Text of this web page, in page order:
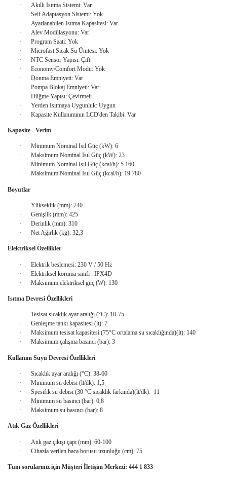
·
Akıllı Isıtma Sistemi: Var
·
Self Adaptasyon Sistemi: Yok
·
Ayarlanabilen Isıtma Kapasitesi: Var
·
Alev Modülasyonu: Var
·
Program Saati: Yok
·
Microfast Sıcak Su Ünitesi: Yok
·
NTC Sensör Yapısı: Çift
·
Economy/Comfort Modu: Yok
·
Donma Emniyeti: Var
·
Pompa Blokaj Emniyeti: Var
·
Düğme Yapısı: Çevirmeli
·
Yerden Isıtmaya Uygunluk: Uygun
·
Kapasite Kullanımının LCD'den Takibi: Var
Kapasite - Verim
·
Minimum Nominal Isıl Güç (kW): 6
·
Maksimum Nominal Isıl Güç (kW): 23
·
Minimum Nominal Isıl Güç (kcal/h): 5.160
·
Maksimum Nominal Isıl Güç (kcal/h): 19.780
Boyutlar
·
Yükseklik (mm): 740
·
Genişlik (mm): 425
·
Derinlik (mm): 310
·
Net Ağırlık (kg): 32,3
Elektriksel Özellikler
·
Elektrik beslemesi: 230 V / 50 Hz
·
Elektriksel koruma sınıfı : IPX4D
·
Maksimum elektriksel güç (W): 130
Isıtma Devresi Özellikleri
·
Tesisat sıcaklık ayar aralığı (°C): 10-75
·
Genleşme tankı kapasitesi (lt): 7
·
Maksimum tesisat kapasitesi (75°C ortalama su sıcaklığında)(lt): 140
·
Maksimum çalışma basıncı (bar): 3
Kullanım Suyu Devresi Özellikleri
·
Sıcaklık ayar aralığı (°C): 38-60
·
Minimum su debisi (lt/dk): 1,5
·
Spesifik su debisi (30 °C sıcaklık farkında)(lt/dk): 11
·
Minimum su basıncı (bar): 0,8
·
Maksimum su basıncı (bar): 8
Atık Gaz Özellikleri
·
Atık gaz çıkışı çapı (mm): 60-100
·
Cihazla verilen baca borusu uzunluğu (cm): 75
Tüm sorularınız için Müşteri İletişim Merkezi: 444 1 833